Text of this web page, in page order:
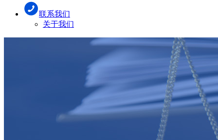
联系我们
关于我们